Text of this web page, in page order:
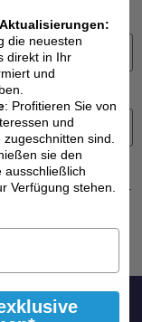
Browser für
die neuesten
direkt in Ihr
und
: Profitieren Sie von
und
sind.
sie den
ausschließlich
Verfügung stehen.